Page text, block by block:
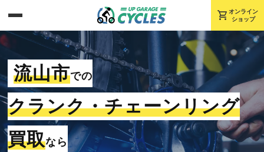
shopping_cart オンライン
ショップ
流山市での
クランク・チェーンリング
買取なら